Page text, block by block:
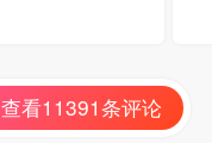
查看11391条评论